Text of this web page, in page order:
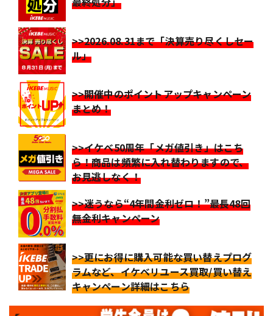
>>2026.08.31まで「決算売り尽くしセー
ル」
>>開催中のポイントアップキャンペーン
まとめ！
>>イケベ50周年「メガ値引き」はこち
ら！商品は頻繁に入れ替わりますので、
お見逃しなく！
>>迷うなら“4年間金利ゼロ！”最長48回
無金利キャンペーン
>>更にお得に購入可能な買い替えプログ
ラムなど、イケベリユース買取/買い替え
キャンペーン詳細はこちら